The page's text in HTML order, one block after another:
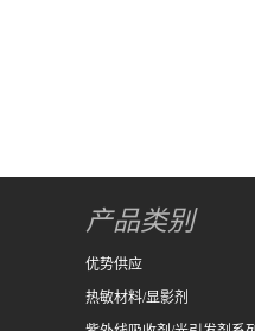
产品类别
优势供应
热敏材料/显影剂